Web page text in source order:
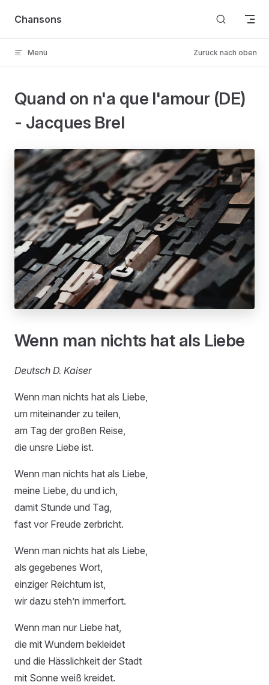
Skip to content
Chansons
Menü Zurück nach oben
Quand on n'a que l'amour (DE)
- Jacques Brel
Wenn man nichts hat als Liebe
Deutsch D. Kaiser
Wenn man nichts hat als Liebe,
um miteinander zu teilen,
am Tag der großen Reise,
die unsre Liebe ist.
Wenn man nichts hat als Liebe,
meine Liebe, du und ich,
damit Stunde und Tag,
fast vor Freude zerbricht.
Wenn man nichts hat als Liebe,
als gegebenes Wort,
einziger Reichtum ist,
wir dazu steh’n immerfort.
Wenn man nur Liebe hat,
die mit Wundern bekleidet
und die Hässlichkeit der Stadt
mit Sonne weiß kreidet.